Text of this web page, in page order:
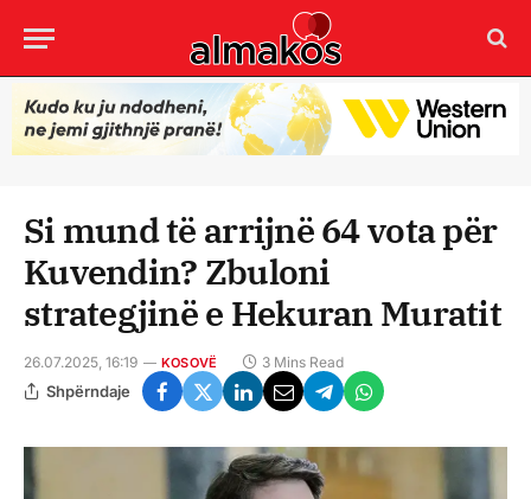
Si mund të arrijnë 64 vota për
Kuvendin? Zbuloni
strategjinë e Hekuran Muratit
26.07.2025, 16:19 KOSOVË 3 Mins Read
Shpërndaje